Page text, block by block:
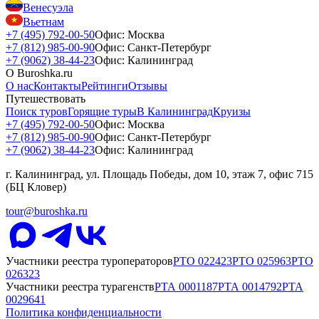
Венесуэла
Вьетнам
+7 (495) 792-00-50Офис: Москва
+7 (812) 985-00-90Офис: Санкт-Петербург
+7 (9062) 38-44-23Офис: Калининград
О Buroshka.ru
О насКонтактыРейтингиОтзывы
Путешествовать
Поиск туровГорящие турыВ КалининградКруизы
+7 (495) 792-00-50Офис: Москва
+7 (812) 985-00-90Офис: Санкт-Петербург
+7 (9062) 38-44-23Офис: Калининград
г. Калининград, ул. Площадь Победы, дом 10, этаж 7, офис 715
(БЦ Кловер)
tour@buroshka.ru
Участники реестра туроператоровРТО 022423РТО 025963РТО
026323
Участники реестра турагенствРТА 0001187РТА 0014792РТА
0029641
Политика конфиденциальности